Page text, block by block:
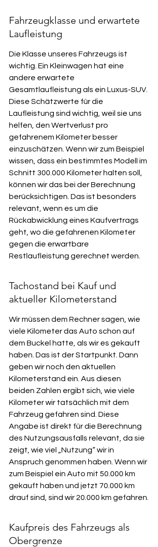
Fahrzeugklasse und erwartete
Laufleistung
Die Klasse unseres Fahrzeugs ist
wichtig. Ein Kleinwagen hat eine
andere erwartete
Gesamtlaufleistung als ein Luxus-SUV.
Diese Schätzwerte für die
Laufleistung sind wichtig, weil sie uns
helfen, den Wertverlust pro
gefahrenem Kilometer besser
einzuschätzen. Wenn wir zum Beispiel
wissen, dass ein bestimmtes Modell im
Schnitt 300.000 Kilometer halten soll,
können wir das bei der Berechnung
berücksichtigen. Das ist besonders
relevant, wenn es um die
Rückabwicklung eines Kaufvertrags
geht, wo die gefahrenen Kilometer
gegen die erwartbare
Restlaufleistung gerechnet werden.
Tachostand bei Kauf und
aktueller Kilometerstand
Wir müssen dem Rechner sagen, wie
viele Kilometer das Auto schon auf
dem Buckel hatte, als wir es gekauft
haben. Das ist der Startpunkt. Dann
geben wir noch den aktuellen
Kilometerstand ein. Aus diesen
beiden Zahlen ergibt sich, wie viele
Kilometer wir tatsächlich mit dem
Fahrzeug gefahren sind. Diese
Angabe ist direkt für die Berechnung
des Nutzungsausfalls relevant, da sie
zeigt, wie viel „Nutzung“ wir in
Anspruch genommen haben. Wenn wir
zum Beispiel ein Auto mit 50.000 km
gekauft haben und jetzt 70.000 km
drauf sind, sind wir 20.000 km gefahren.
Kaufpreis des Fahrzeugs als
Obergrenze